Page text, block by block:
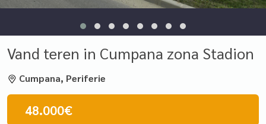
Vand teren in Cumpana zona Stadion
Cumpana, Periferie
48.000€